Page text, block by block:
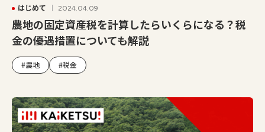
はじめて 2024.04.09
農地の固定資産税を計算したらいくらになる？税
金の優遇措置についても解説
#農地 #税金